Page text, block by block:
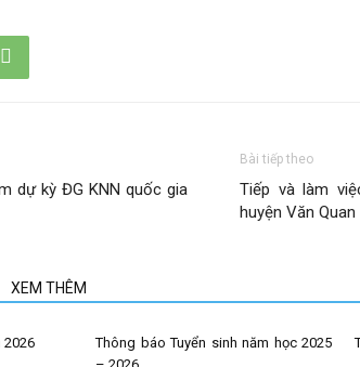
dự kỳ ĐG KNN quốc gia
Bài tiếp theo
Tiếp và làm
huyện Văn
XEM THÊM
2026
Thông báo Tuyển sinh năm học 2025